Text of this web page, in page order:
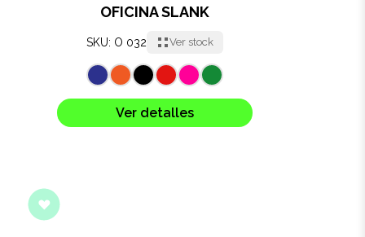
OFICINA SLANK
SKU: O 032 Ver stock
Ver detalles